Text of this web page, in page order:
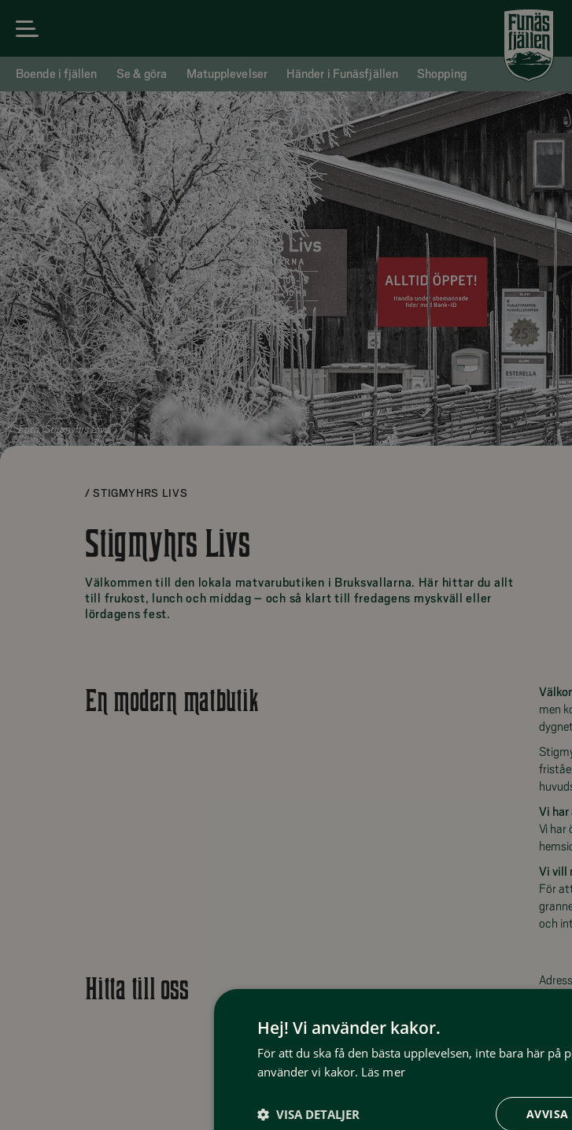
Boende i fjällen Se & göra Matupplevelser Händer i Funäsfjällen Shopping
Foto:Stigmyhrs Livs
/STIGMYHRS LIVS
Stigmyhrs Livs
Välkommen till den lokala matvarubutiken i Bruksvallarna. Här hittar du allt
till frukost, lunch och middag – och så klart till fredagens myskväll eller
lördagens fest.
En modern matbutik
men
Vi
Vi har
Vi vill
För
och
Hitta till oss
Hej! Vi använder kakor.
För att du ska få den bästa upplevelsen, inte bara här på
använder vi kakor. Läs mer
AVVISA
VISA DETALJER